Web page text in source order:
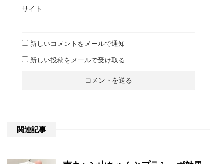
サイト
新しいコメントをメールで通知
新しい投稿をメールで受け取る
関連記事